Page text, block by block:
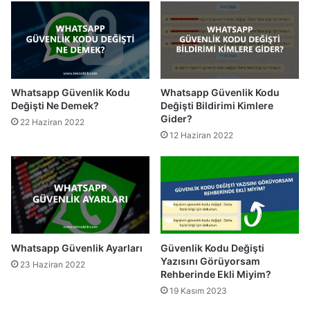
Whatsapp Güvenlik Kodu
Değişti Ne Demek?
22 Haziran 2022
Whatsapp Güvenlik Kodu
Değişti Bildirimi Kimlere
Gider?
12 Haziran 2022
Whatsapp Güvenlik Ayarları
23 Haziran 2022
Güvenlik Kodu Değişti
Yazısını Görüyorsam
Rehberinde Ekli Miyim?
19 Kasım 2023